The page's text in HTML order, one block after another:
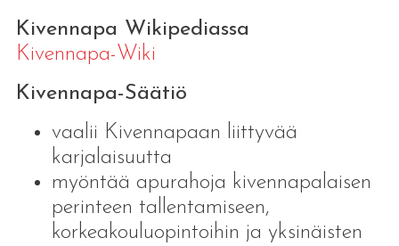
Kivennapa Wikipediassa
Kivennapa-Wiki
Kivennapa-Säätiö
vaalii Kivennapaan liittyvää
karjalaisuutta
myöntää apurahoja kivennapalaisen
perinteen tallentamiseen,
korkeakouluopintoihin ja yksinäisten